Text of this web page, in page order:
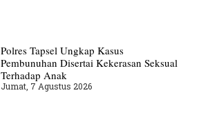
Polres Tapsel Ungkap Kasus
Pembunuhan Disertai Kekerasan Seksual
Terhadap Anak
Jumat, 7 Agustus 2026